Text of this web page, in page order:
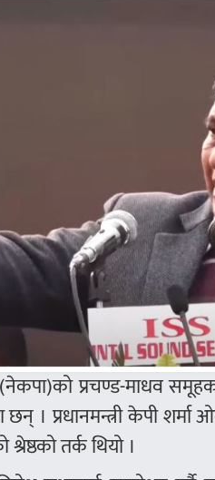
(नेकपा)को प्रचण्ड-माधव
प्रधानमन्त्री केपी शर्मा
तर्क थियो ।